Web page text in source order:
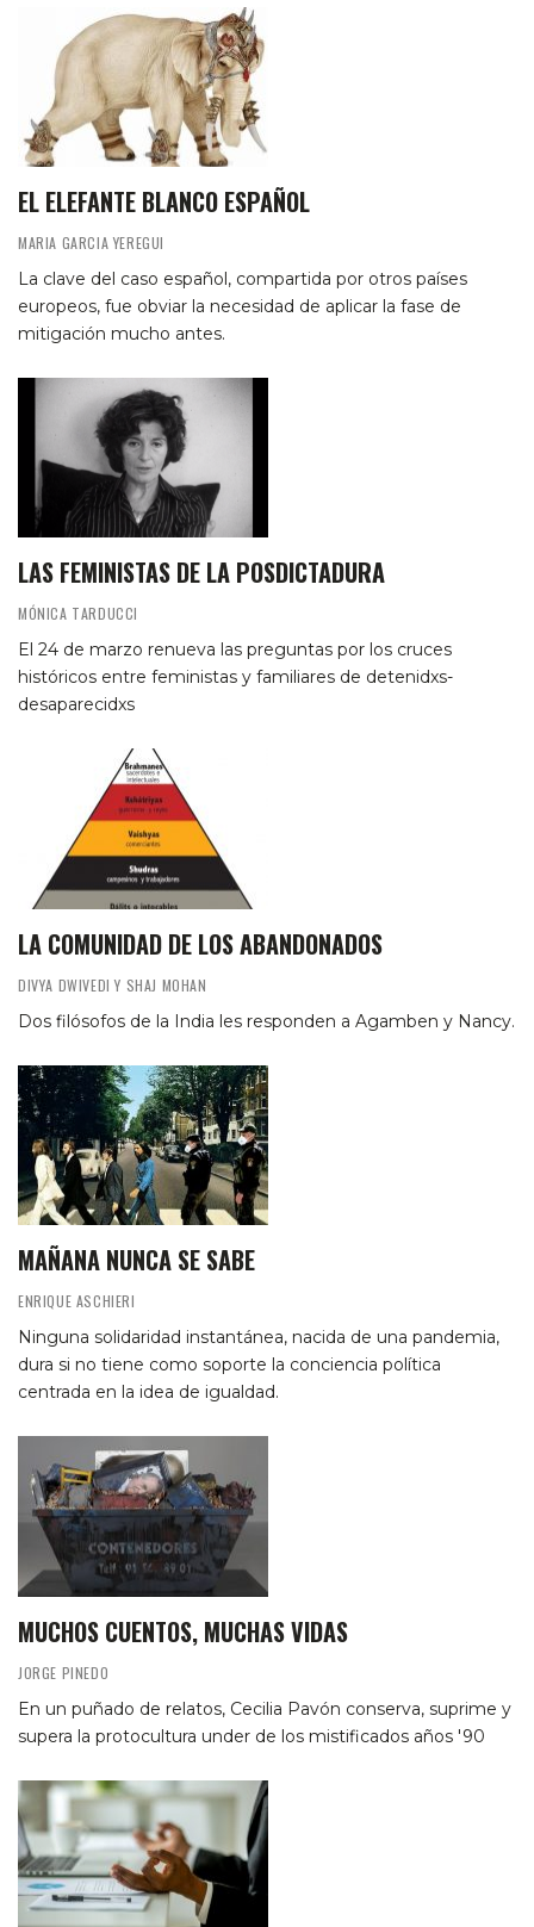
EL ELEFANTE BLANCO ESPAÑOL
MARIA GARCIA YEREGUI
La clave del caso español, compartida por otros países
europeos, fue obviar la necesidad de aplicar la fase de
mitigación mucho antes.
LAS FEMINISTAS DE LA POSDICTADURA
MÓNICA TARDUCCI
El 24 de marzo renueva las preguntas por los cruces
históricos entre feministas y familiares de detenidxs-
desaparecidxs
LA COMUNIDAD DE LOS ABANDONADOS
DIVYA DWIVEDI Y SHAJ MOHAN
Dos filósofos de la India les responden a Agamben y Nancy.
MAÑANA NUNCA SE SABE
ENRIQUE ASCHIERI
Ninguna solidaridad instantánea, nacida de una pandemia,
dura si no tiene como soporte la conciencia política
centrada en la idea de igualdad.
MUCHOS CUENTOS, MUCHAS VIDAS
JORGE PINEDO
En un puñado de relatos, Cecilia Pavón conserva, suprime y
supera la protocultura under de los mistificados años '90